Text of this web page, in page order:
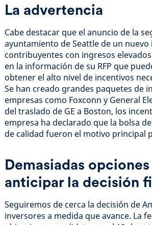
La advertencia
Cabe destacar que el anuncio de la
ayuntamiento de Seattle de un
contribuyentes con ingresos
en la información de su RFP que
obtener el alto nivel de incentivos
Se han creado grandes paquetes de
empresas como Foxconn y General
del traslado de GE a Boston, los
empresa ha declarado que la bolsa
de calidad fueron el motivo principal
Demasiadas
anticipar la decisión
Seguiremos de cerca la decisión de
inversores a medida que avance. La